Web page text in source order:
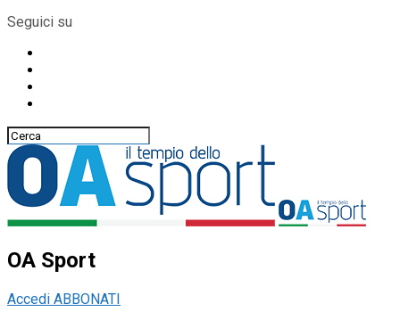
Seguici su
OA Sport
Accedi ABBONATI